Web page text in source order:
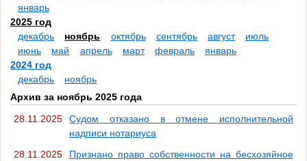
январь
2025 год
декабрь
ноябрь октябрь сентябрь август
июль
июнь
май апрель март февраль
январь
2024 год
декабрь
ноябрь
Архив за ноябрь 2025 года
28.11.2025
Судом отказано в отмене исполнительной
надписи нотариуса
28.11.2025
Признано право собственности на бесхозяйное